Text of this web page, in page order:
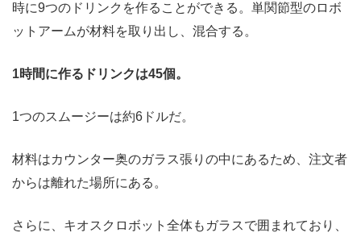
時に9つのドリンクを作ることができる。単関節型のロボ
ットアームが材料を取り出し、混合する。
1時間に作るドリンクは45個。
1つのスムージーは約6ドルだ。
材料はカウンター奥のガラス張りの中にあるため、注文者
からは離れた場所にある。
さらに、キオスクロボット全体もガラスで囲まれており、